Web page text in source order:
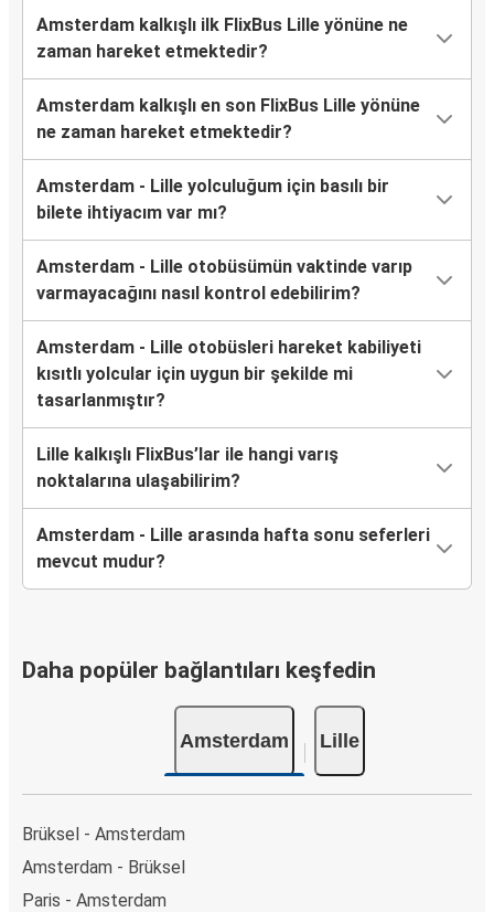
Amsterdam kalkışlı ilk FlixBus Lille yönüne ne
zaman hareket etmektedir?
Amsterdam kalkışlı en son FlixBus Lille yönüne
ne zaman hareket etmektedir?
Amsterdam - Lille yolculuğum için basılı bir
bilete ihtiyacım var mı?
Amsterdam - Lille otobüsümün vaktinde varıp
varmayacağını nasıl kontrol edebilirim?
Amsterdam - Lille otobüsleri hareket kabiliyeti
kısıtlı yolcular için uygun bir şekilde mi
tasarlanmıştır?
Lille kalkışlı FlixBus’lar ile hangi varış
noktalarına ulaşabilirim?
Amsterdam - Lille arasında hafta sonu seferleri
mevcut mudur?
Daha popüler bağlantıları keşfedin
Amsterdam Lille
Brüksel - Amsterdam
Amsterdam - Brüksel
Paris - Amsterdam